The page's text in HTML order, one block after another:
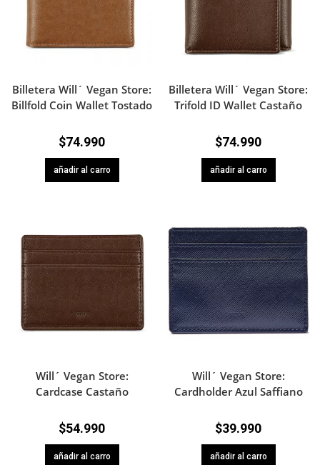
Billetera Will´ Vegan Store:
Billfold Coin Wallet Tostado
$74.990
añadir al carro
Billetera Will´ Vegan Store:
Trifold ID Wallet Castaño
$74.990
añadir al carro
Will´ Vegan Store:
Cardcase Castaño
$54.990
añadir al carro
Will´ Vegan Store:
Cardholder Azul Saffiano
$39.990
añadir al carro